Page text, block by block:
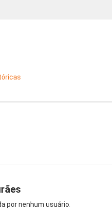
por nenhum usuário.